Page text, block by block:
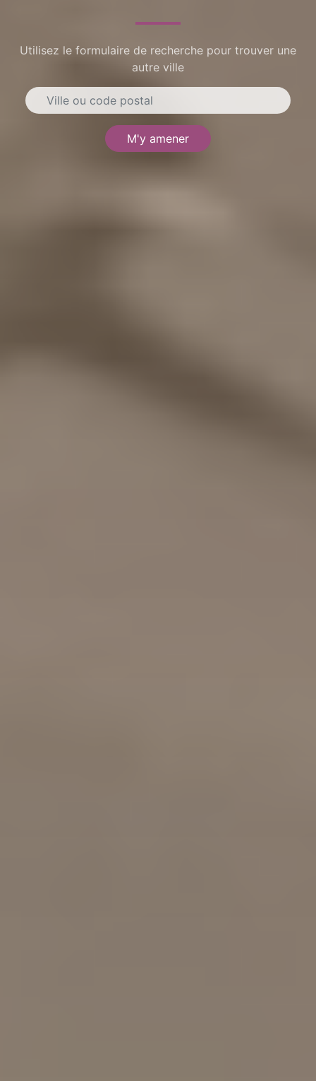
Utilisez le formulaire de recherche pour trouver une
autre ville
M'y amener